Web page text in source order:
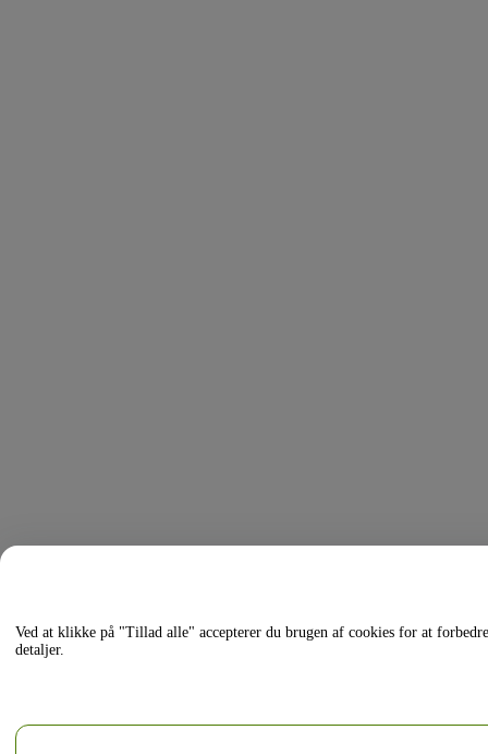
Ved at klikke på "Tillad alle" accepterer du brugen af cookies for at
detaljer.